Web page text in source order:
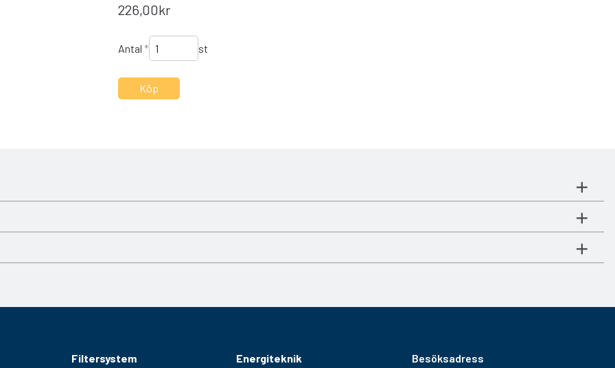
226,00kr
Antal * st
Passar SEPAR SWK-5 filterhus.
Filtersystem Energiteknik Besöksadress